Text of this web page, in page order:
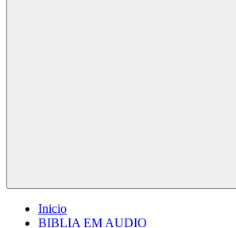
Inicio
BIBLIA EM AUDIO